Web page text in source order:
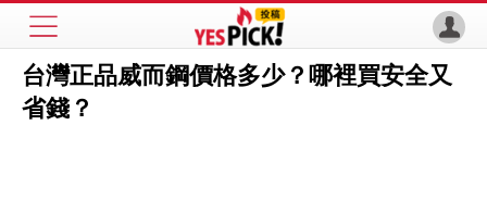
台灣正品威而鋼價格多少？哪裡買安全又
省錢？